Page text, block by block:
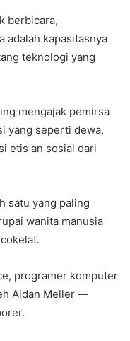
berbicara,
adalah kapasitasnya
teknologi yang
mengajak pemirsa
yang seperti dewa,
etis an sosial dari
satu yang paling
wanita manusia
programer komputer
Aidan Meller —